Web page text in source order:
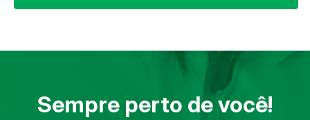
Sempre perto de você!